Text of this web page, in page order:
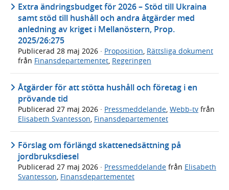
Extra ändringsbudget för 2026 – Stöd till Ukraina
samt stöd till hushåll och andra åtgärder med
anledning av kriget i Mellanöstern, Prop.
2025/26:275
Publicerad 28 maj 2026 · Proposition, Rättsliga dokument
från Finansdepartementet, Regeringen
Åtgärder för att stötta hushåll och företag i en
prövande tid
Publicerad 27 maj 2026 · Pressmeddelande Webb-tv från
Elisabeth Svantesson Finansdepartementet
Förslag om förlängd skattenedsättning på
jordbruksdiesel
Publicerad 27 maj 2026 · Pressmeddelande från Elisabeth
Svantesson, Finansdepartementet